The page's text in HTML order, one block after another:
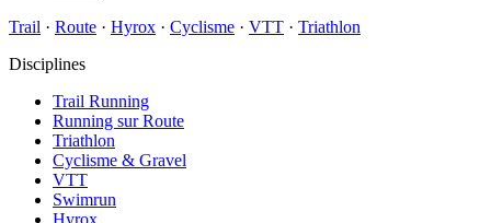
Trail · Route · Hyrox · Cyclisme · VTT · Triathlon
Disciplines
Trail Running
Running sur Route
Triathlon
Cyclisme & Gravel
VTT
Swimrun
Hyrox